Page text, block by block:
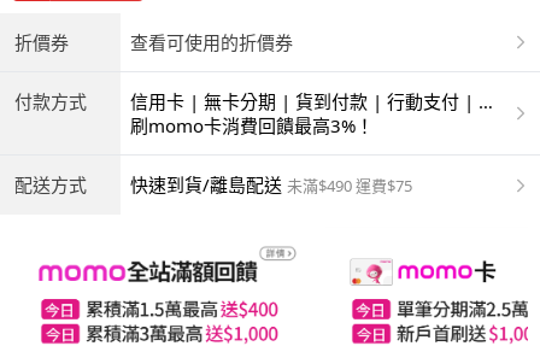
折價券 查看可使用的折價券
付款方式
信用卡 | 無卡分期 | 貨到付款 | 行動支付 | 超
商付款 | ATM | 銀聯卡
刷momo卡消費回饋最高3%！
配送方式 快速到貨/離島配送 未滿$490 運費$75